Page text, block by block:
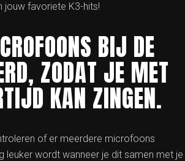
jouw favoriete K3-hits!
BIJ DE
ZODAT JE MET
KAN ZINGEN.
of er meerdere microfoons
leuker wordt wanneer je dit samen met je